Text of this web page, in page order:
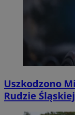
Uszkodzono
Rudzie